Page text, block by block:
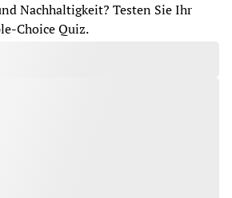
Nachhaltigkeit? Testen Sie Ihr
Choice Quiz.